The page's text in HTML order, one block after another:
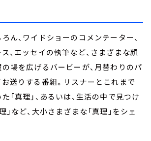
ん、ワイドショーのコメンテーター、
、エッセイの執筆など、さまざまな顔
場を広げるバービーが、月替わりのパ
送りする番組。リスナーとこれまで
「真理」、あるいは、生活の中で見つけ
」など、大小さまざまな「真理」をシェ